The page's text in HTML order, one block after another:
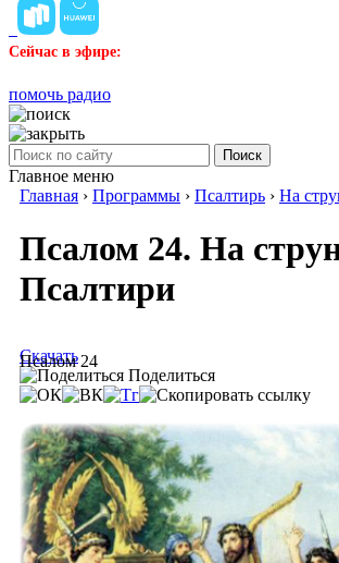
Сейчас в эфире:
помочь радио
Поиск
Главное меню
Главная › Программы › Псалтирь › На
Псалом 24. На
Псалтири
Псалом 24
Скачать
Поделиться